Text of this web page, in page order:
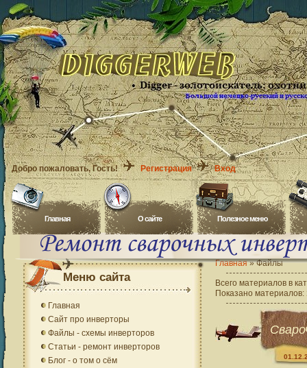
Добро пожаловать, Гость! Регистрация Вход
Главная O сайте Полезное меню
Главная»Файлы
Всего материалов в
Показано материалов:
Меню сайта
Главная
Сайт про инверторы
Файлы - схемы инверторов
Статьи - ремонт инверторов
Блог - о том о сём